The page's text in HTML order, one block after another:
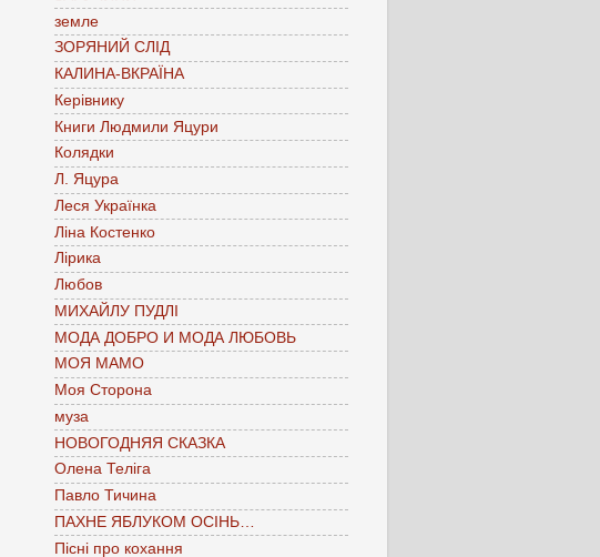
земле
ЗОРЯНИЙ СЛІД
КАЛИНА-ВКРАЇНА
Керівнику
Книги Людмили Яцури
Колядки
Л. Яцура
Леся Українка
Ліна Костенко
Лірика
Любов
МИХАЙЛУ ПУДЛІ
МОДА ДОБРО И МОДА ЛЮБОВЬ
МОЯ МАМО
Моя Сторона
муза
НОВОГОДНЯЯ СКАЗКА
Олена Теліга
Павло Тичина
ПАХНЕ ЯБЛУКОМ ОСІНЬ…
Пісні про кохання